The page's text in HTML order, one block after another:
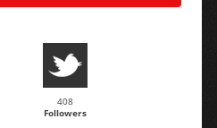
408
Followers